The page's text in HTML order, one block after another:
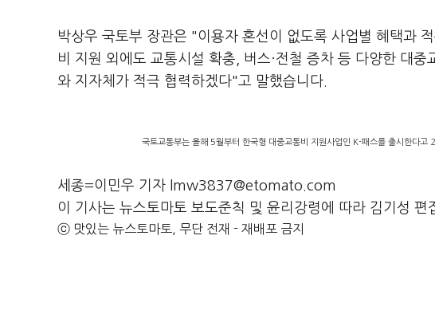
박상우 국토부 장관은 "이용자 혼선이 없도록 사업별 혜택과
비 지원 외에도 교통시설 확충, 버스·전철 증차 등 다양한 대
와 지자체가 적극 협력하겠다"고 말했습니다.
국토교통부는 올해 5월부터 한국형 대중교통비 지원사업인 K-패스를 출시한다
세종=이민우 기자 lmw3837@etomato.com
이 기사는 뉴스토마토 보도준칙 및 윤리강령에 따라 김기성 편
ⓒ 맛있는 뉴스토마토, 무단 전재 - 재배포 금지